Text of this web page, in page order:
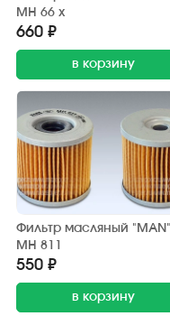
MH 66 x
660 ₽
в корзину
Фильтр масляный "MAN"
MH 811
550 ₽
в корзину